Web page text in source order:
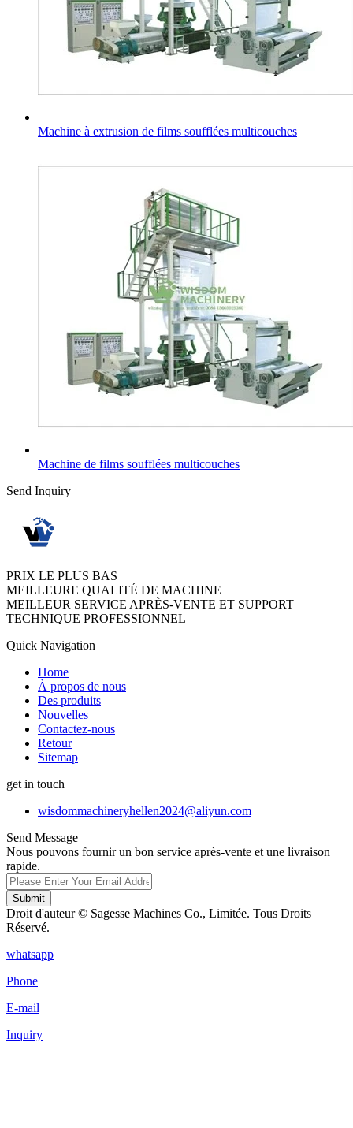
Machine à extrusion de films soufflées multicouches
Machine de films soufflées multicouches
Send Inquiry
PRIX LE PLUS BAS
MEILLEURE QUALITÉ DE MACHINE
MEILLEUR SERVICE APRÈS-VENTE ET SUPPORT
TECHNIQUE PROFESSIONNEL
Quick Navigation
Home
À propos de nous
Des produits
Nouvelles
Contactez-nous
Retour
Sitemap
get in touch
wisdommachineryhellen2024@aliyun.com
Send Message
Nous pouvons fournir un bon service après-vente et une livraison
rapide.
Submit
Droit d'auteur © Sagesse Machines Co., Limitée. Tous Droits
Réservé.
whatsapp
Phone
E-mail
Inquiry